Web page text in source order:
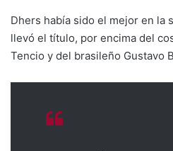
Dhers había sido el mejor en la
llevó el título, por encima del
Tencio y del brasileño Gustavo